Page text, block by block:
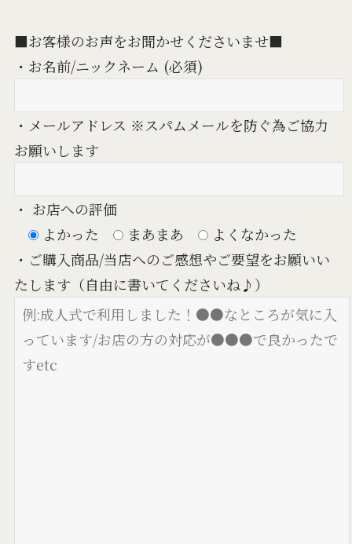
■お客様のお声をお聞かせくださいませ■
・お名前/ニックネーム (必須)
・メールアドレス ※スパムメールを防ぐ為ご協力
お願いします
・ お店への評価
よかった
まあまあ
よくなかった
・ご購入商品/当店へのご感想やご要望をお願いい
たします（自由に書いてくださいね♪）